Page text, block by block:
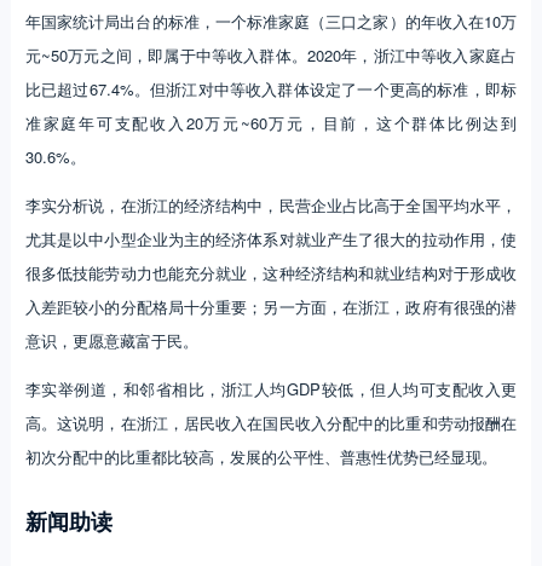
年国家统计局出台的标准，一个标准家庭（三口之家）的年收入在10万
元~50万元之间，即属于中等收入群体。2020年，浙江中等收入家庭占
比已超过67.4%。但浙江对中等收入群体设定了一个更高的标准，即标
准家庭年可支配收入20万元~60万元，目前，这个群体比例达到
30.6%。
李实分析说，在浙江的经济结构中，民营企业占比高于全国平均水平，
尤其是以中小型企业为主的经济体系对就业产生了很大的拉动作用，使
很多低技能劳动力也能充分就业，这种经济结构和就业结构对于形成收
入差距较小的分配格局十分重要；另一方面，在浙江，政府有很强的潜
意识，更愿意藏富于民。
李实举例道，和邻省相比，浙江人均GDP较低，但人均可支配收入更
高。这说明，在浙江，居民收入在国民收入分配中的比重和劳动报酬在
初次分配中的比重都比较高，发展的公平性、普惠性优势已经显现。
新闻助读